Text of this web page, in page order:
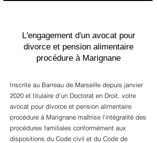
L'engagement d'un avocat pour
divorce et pension alimentaire
procédure à Marignane
Inscrite au Barreau de Marseille depuis janvier
2020 et titulaire d'un Doctorat en Droit, votre
avocat pour divorce et pension alimentaire
procédure à Marignane maîtrise l'intégralité des
procédures familiales conformément aux
dispositions du Code civil et du Code de